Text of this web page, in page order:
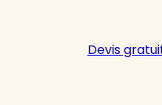
Devis